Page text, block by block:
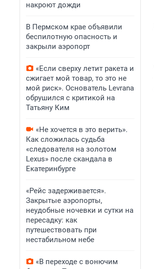
накроют дожди
В Пермском крае объявили
беспилотную опасность и
закрыли аэропорт
«Если сверху летит ракета и
сжигает мой товар, то это не
мой риск». Основатель Levrana
обрушился с критикой на
Татьяну Ким
«Не хочется в это верить».
Как сложилась судьба
«следователя на золотом
Lexus» после скандала в
Екатеринбурге
«Рейс задерживается».
Закрытые аэропорты,
неудобные ночевки и сутки на
пересадку: как
путешествовать при
нестабильном небе
«В переходе с вонючим